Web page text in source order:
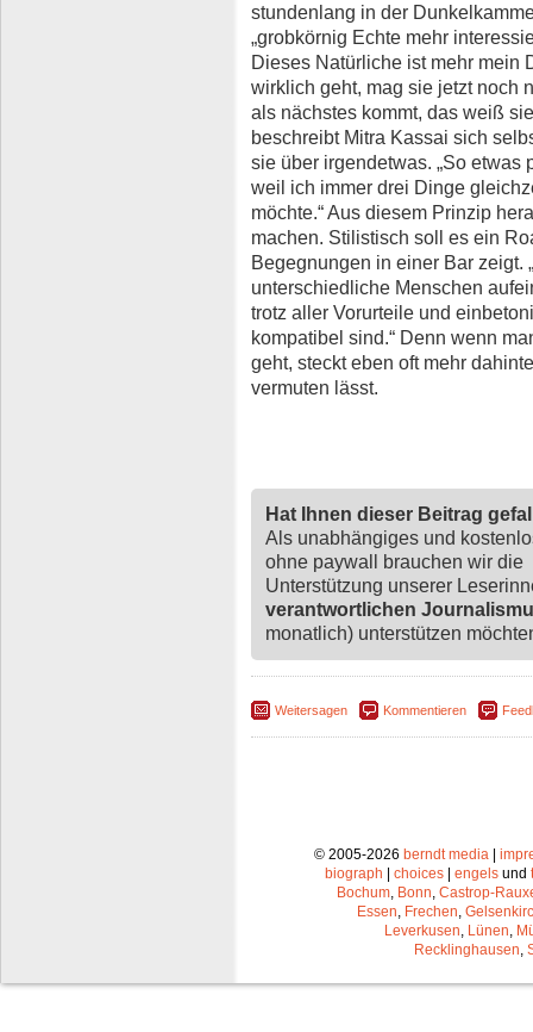
stundenlang in der
„grobkörnig Echte mehr
Dieses Natürliche ist mehr mein
wirklich geht, mag sie jetzt noch
als nächstes kommt, das weiß
beschreibt Mitra Kassai sich
sie über irgendetwas. „So
weil ich immer drei Dinge
möchte.“ Aus diesem Prinzip
machen. Stilistisch soll es ein
Begegnungen in einer Bar zeigt.
unterschiedliche Menschen
trotz aller Vorurteile und
kompatibel sind.“ Denn wenn
geht, steckt eben oft mehr
vermuten lässt.
Hat Ihnen dieser Beitrag
Als unabhängiges und
ohne paywall brauchen wir die
Unterstützung unserer
verantwortlichen
monatlich) unterstützen
Weitersagen Kommentieren
© 2005-2026 berndt media |
biograph | choices | engels und
Bochum Bonn Castrop-
Essen Frechen
Leverkusen Lünen
Recklinghausen